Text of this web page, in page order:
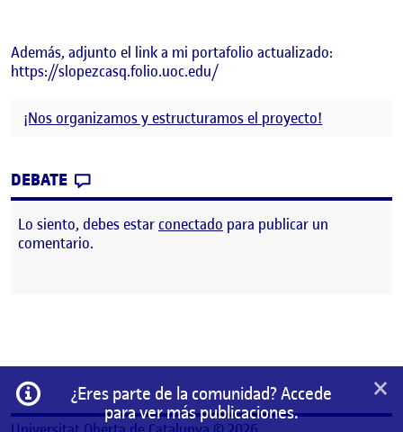
Además, adjunto el link a mi portafolio actualizado:
https://slopezcasq.folio.uoc.edu/
¡Nos organizamos y estructuramos el proyecto!
DEBATE
Lo siento, debes estarconectado para publicar un
comentario.
Información
¿Eres parte de la comunidad? Accede
para ver más publicaciones.
×